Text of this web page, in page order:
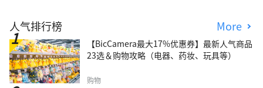
人气排行榜 More
【BicCamera最大17%优惠券】最新人气商品
23选＆购物攻略（电器、药妆、玩具等）
购物